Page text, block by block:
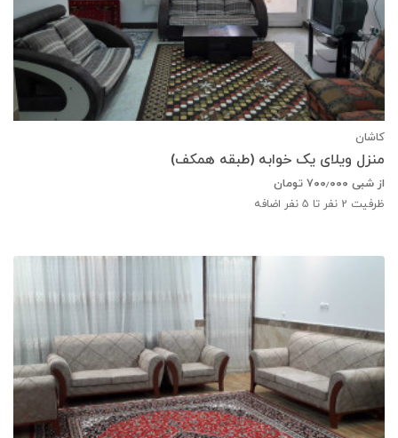
کاشان
منزل ویلای یک خوابه (طبقه همکف)
از شبی ۷۰۰٫۰۰۰ تومان
ظرفیت 2 نفر تا 5 نفر اضافه